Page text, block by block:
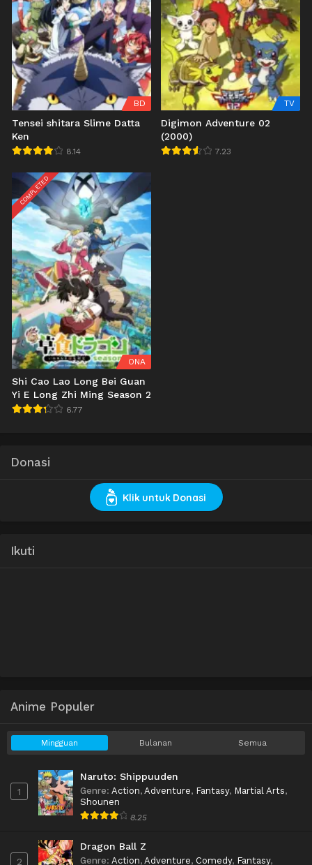
BD
Tensei shitara Slime Datta
Ken
8.14
TV
Digimon Adventure 02
(2000)
7.23
COMPLETED
ONA
Shi Cao Lao Long Bei Guan
Yi E Long Zhi Ming Season 2
6.77
Donasi
Klik untuk Donasi
Ikuti
Anime Populer
Mingguan Bulanan Semua
1
Naruto: Shippuuden
Genre: Action, Adventure, Fantasy, Martial Arts,
Shounen
8.25
2
Dragon Ball Z
Genre: Action, Adventure, Comedy, Fantasy,